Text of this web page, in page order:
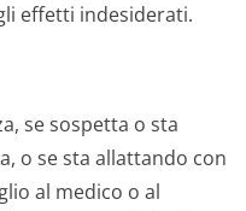
effetti indesiderati.
se sospetta o sta
o se sta allattando con
al medico o al